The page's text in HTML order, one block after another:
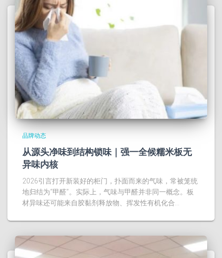
品牌动态
从源头净味到结构锁味｜强一全候糯米板无
异味内核
2026引言打开新装好的柜门，扑面而来的气味，常被笼统
地归结为“甲醛”。实际上，气味与甲醛并非同一概念。板
材异味还可能来自胶黏剂释放物、挥发性有机化合…